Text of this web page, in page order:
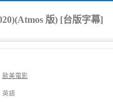
版) [台版字幕]
歐美電影
英語